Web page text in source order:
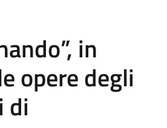
in
opere degli
di